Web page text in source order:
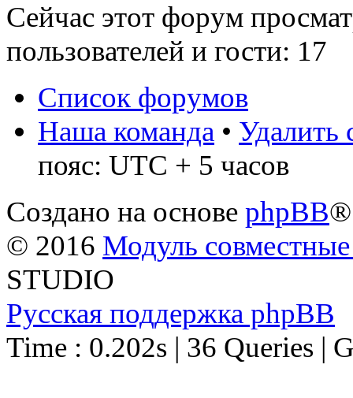
Сейчас этот форум
пользователей и гости: 17
Список форумов
Наша команда • Удалить
пояс: UTC + 5 часов
Создано на основе phpBB®
© 2016 Модуль
STUDIO
Русская поддержка phpBB
Time : 0.202s | 36 Queries |